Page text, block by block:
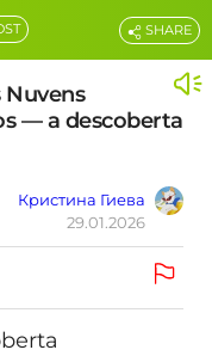
— a descoberta
Кристина Гиева
29.01.2026
SHARE